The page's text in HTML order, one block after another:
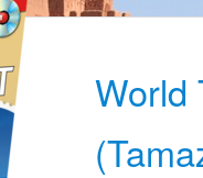
World